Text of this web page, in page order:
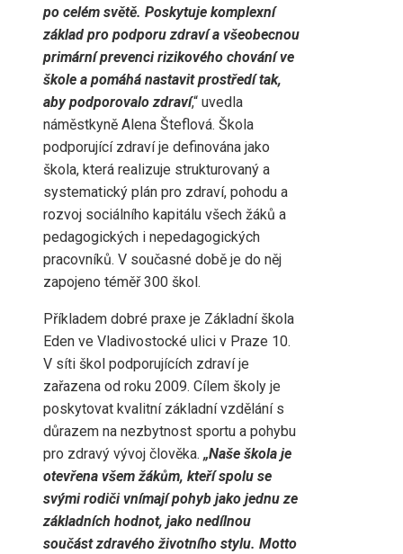
po celém světě. Poskytuje komplexní
základ pro podporu zdraví a všeobecnou
primární prevenci rizikového chování ve
škole a pomáhá nastavit prostředí tak,
aby podporovalo zdraví,“ uvedla
náměstkyně Alena Šteflová. Škola
podporující zdraví je definována jako
škola, která realizuje strukturovaný a
systematický plán pro zdraví, pohodu a
rozvoj sociálního kapitálu všech žáků a
pedagogických i nepedagogických
pracovníků. V současné době je do něj
zapojeno téměř 300 škol.
Příkladem dobré praxe je Základní škola
Eden ve Vladivostocké ulici v Praze 10.
V síti škol podporujících zdraví je
zařazena od roku 2009. Cílem školy je
poskytovat kvalitní základní vzdělání s
důrazem na nezbytnost sportu a pohybu
pro zdravý vývoj člověka. „Naše škola je
otevřena všem žákům, kteří spolu se
svými rodiči vnímají pohyb jako jednu ze
základních hodnot, jako nedílnou
součást zdravého životního stylu. Motto